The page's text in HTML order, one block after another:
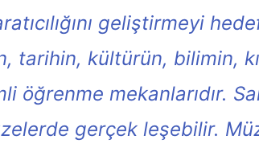
geliştirmeyi
tarihin, kültürün, bilimin,
öğrenme mekanlarıdır.
gerçek leşebilir.